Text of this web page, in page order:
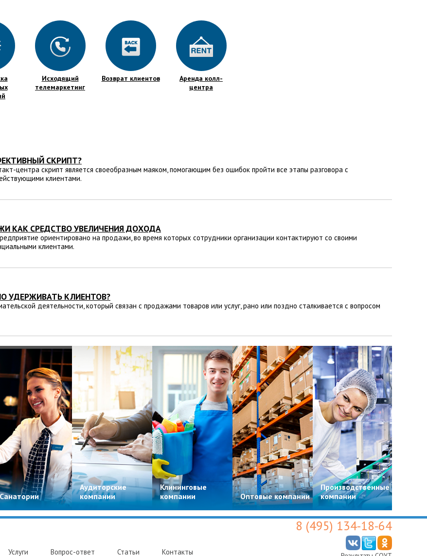
Исходящий
телемаркетинг
Возврат клиентов
Аренда колл-
центра
СКРИПТ?
центра скрипт является своеобразным маяком, помогающим без ошибок пройти все этапы разговора с
клиентами.
КАК СРЕДСТВО УВЕЛИЧЕНИЯ ДОХОДА
ориентировано на продажи, во время которых сотрудники организации контактируют со своими
клиентами.
УДЕРЖИВАТЬ КЛИЕНТОВ?
деятельности, который связан с продажами товаров или услуг, рано или поздно сталкивается с вопросом
Санатории
Аудиторские
компании
Клининговые
компании
Оптовые компании
Производственные
компании
Услуги Вопрос-ответ Статьи Контакты
8 (495) 134-18-64